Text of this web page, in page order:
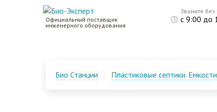
Официальный поставщик
инженерного оборудования
Звоните
с 9:00 до
Био Станции Пластиковые септики. Емкости